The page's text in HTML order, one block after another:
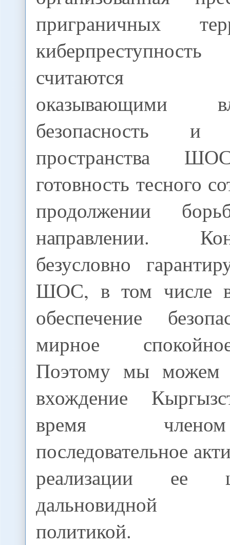
приграничных
считаются
оказывающими
безопасность и
пространства
готовность тесного
продолжении
направлении.
безусловно
ШОС, в том числе в
обеспечение
мирное
Поэтому мы можем
вхождение
время
последовательное
реализации ее
дальновидной
политикой.